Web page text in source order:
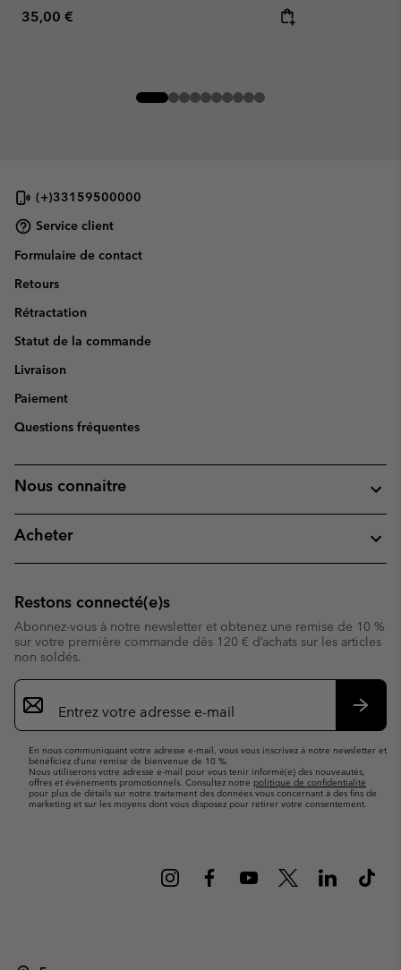
Regular price:
35,00 €
(+)33159500000
Service client
Formulaire de contact
Retours
Rétractation
Statut de la commande
Livraison
Paiement
Questions fréquentes
Nous connaitre
Acheter
Restons connecté(e)s
Abonnez-vous à notre newsletter et obtenez une remise de 10 %
sur votre première commande dès 120 € d’achats sur les articles
non soldés.
Inscription
par
e-
En nous communiquant votre adresse e-mail, vous vous inscrivez à notre newsletter et
bénéficiez d’une remise de bienvenue de 10 %.
Nous utiliserons votre adresse e-mail pour vous tenir informé(e) des nouveautés,
offres et événements promotionnels. Consultez notre politique de confidentialité
pour plus de détails sur notre traitement des données vous concernant à des fins de
marketing et sur les moyens dont vous disposez pour retirer votre consentement.